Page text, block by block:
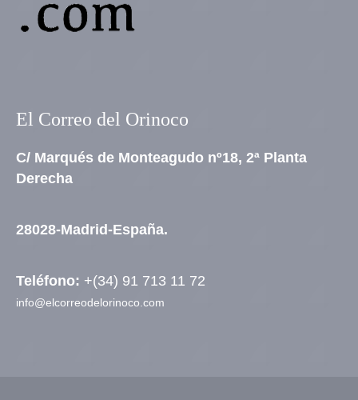
El Correo del Orinoco
C/ Marqués de Monteagudo nº18, 2ª Planta
Derecha
28028-Madrid-España.
Teléfono: +(34) 91 713 11 72
info@elcorreodelorinoco.com